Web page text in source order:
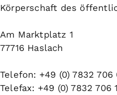
Körperschaft des
Am Marktplatz 1
77716 Haslach
Telefon: +49 (0) 7832 706
Telefax: +49 (0) 7832 706